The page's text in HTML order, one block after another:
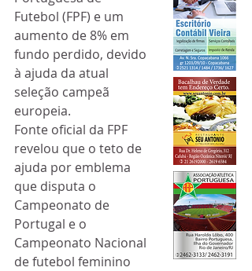
Futebol (FPF) e um
aumento de 8% em
fundo perdido, devido
à ajuda da atual
seleção campeã
europeia.
Fonte oficial da FPF
revelou que o teto de
ajuda por emblema
que disputa o
Campeonato de
Portugal e o
Campeonato Nacional
de futebol feminino